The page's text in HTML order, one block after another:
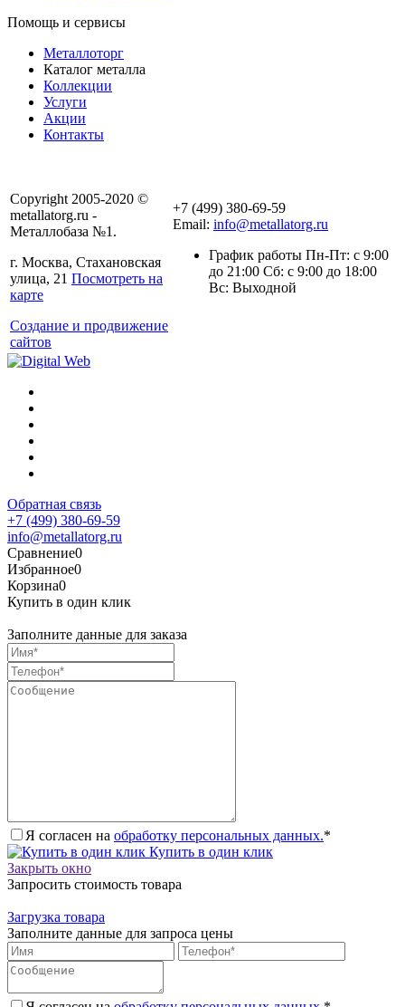
Помощь и сервисы
Металлоторг
Каталог металла
Коллекции
Услуги
Акции
Контакты
Copyright 2005-2020 ©
metallatorg.ru -
Металлобаза №1.
г. Москва, Стахановская
улица, 21 Посмотреть на
карте
Создание и продвижение
сайтов
+7 (499) 380-69-59
Email: info@metallatorg.ru
График работы Пн-Пт: с 9:00
до 21:00 Сб: с 9:00 до 18:00
Вс: Выходной
Обратная связь
+7 (499) 380-69-59
info@metallatorg.ru
Сравнение0
Избранное0
Корзина0
Купить в один клик
Заполните данные для заказа
Я согласен на обработку персональных данных.*
Купить в один клик
Закрыть окно
Запросить стоимость товара
Загрузка товара
Заполните данные для запроса цены